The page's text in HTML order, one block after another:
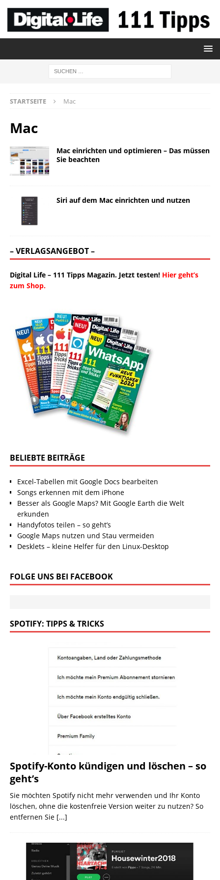
STARTSEITE Mac
Mac
Mac einrichten und optimieren – Das müssen
Sie beachten
Siri auf dem Mac einrichten und nutzen
– VERLAGSANGEBOT –
Digital Life – 111 Tipps Magazin. Jetzt testen! Hier geht’s
zum Shop.
BELIEBTE BEITRÄGE
Excel-Tabellen mit Google Docs bearbeiten
Songs erkennen mit dem iPhone
Besser als Google Maps? Mit Google Earth die Welt
erkunden
Handyfotos teilen – so geht’s
Google Maps nutzen und Stau vermeiden
Desklets – kleine Helfer für den Linux-Desktop
FOLGE UNS BEI FACEBOOK
SPOTIFY: TIPPS & TRICKS
Spotify-Konto kündigen und löschen – so
geht’s
Sie möchten Spotify nicht mehr verwenden und Ihr Konto
löschen, ohne die kostenfreie Version weiter zu nutzen? So
entfernen Sie [...]